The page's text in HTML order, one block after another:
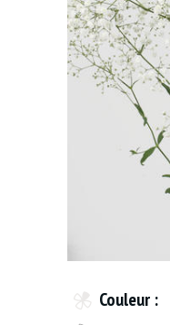
Couleur :